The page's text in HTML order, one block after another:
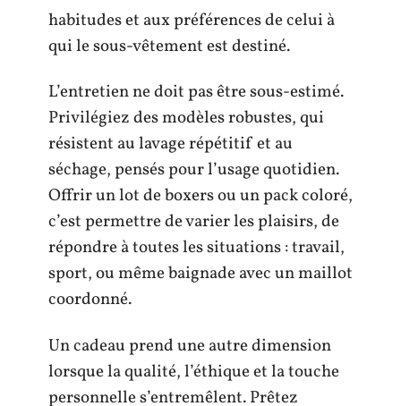
habitudes et aux préférences de celui à
qui le sous-vêtement est destiné.
L’entretien ne doit pas être sous-estimé.
Privilégiez des modèles robustes, qui
résistent au lavage répétitif et au
séchage, pensés pour l’usage quotidien.
Offrir un lot de boxers ou un pack coloré,
c’est permettre de varier les plaisirs, de
répondre à toutes les situations : travail,
sport, ou même baignade avec un maillot
coordonné.
Un cadeau prend une autre dimension
lorsque la qualité, l’éthique et la touche
personnelle s’entremêlent. Prêtez